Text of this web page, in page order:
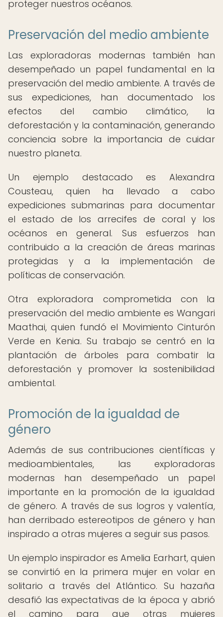
proteger nuestros océanos.
Preservación del medio ambiente
Las exploradoras modernas también han
desempeñado un papel fundamental en la
preservación del medio ambiente. A través de
sus expediciones, han documentado los
efectos del cambio climático, la
deforestación y la contaminación, generando
conciencia sobre la importancia de cuidar
nuestro planeta.
Un ejemplo destacado es Alexandra
Cousteau, quien ha llevado a cabo
expediciones submarinas para documentar
el estado de los arrecifes de coral y los
océanos en general. Sus esfuerzos han
contribuido a la creación de áreas marinas
protegidas y a la implementación de
políticas de conservación.
Otra exploradora comprometida con la
preservación del medio ambiente es Wangari
Maathai, quien fundó el Movimiento Cinturón
Verde en Kenia. Su trabajo se centró en la
plantación de árboles para combatir la
deforestación y promover la sostenibilidad
ambiental.
Promoción de la igualdad de
género
Además de sus contribuciones científicas y
medioambientales, las exploradoras
modernas han desempeñado un papel
importante en la promoción de la igualdad
de género. A través de sus logros y valentía,
han derribado estereotipos de género y han
inspirado a otras mujeres a seguir sus pasos.
Un ejemplo inspirador es Amelia Earhart, quien
se convirtió en la primera mujer en volar en
solitario a través del Atlántico. Su hazaña
desafió las expectativas de la época y abrió
el camino para que otras mujeres